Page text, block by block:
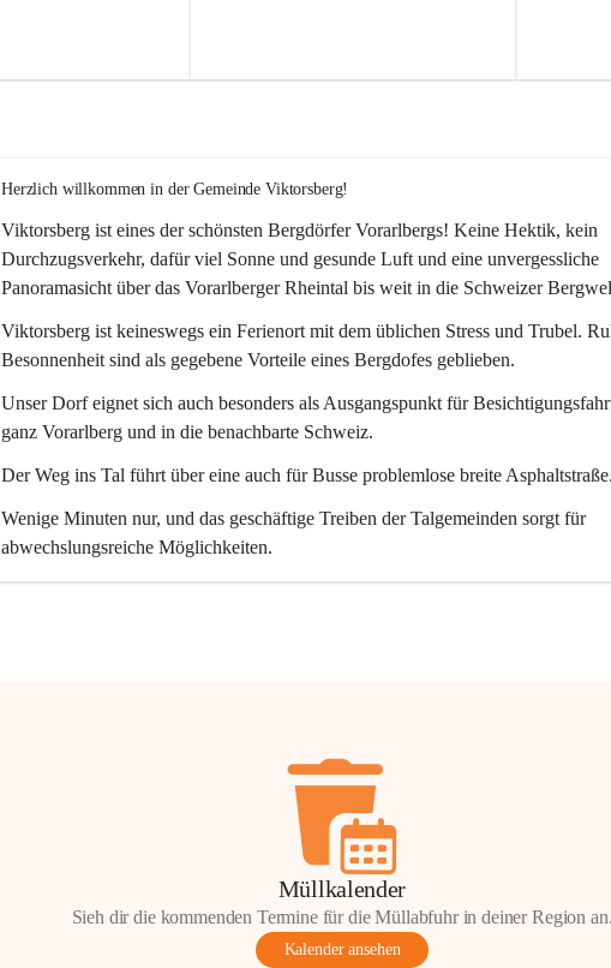
Herzlich willkommen in der Gemeinde Viktorsberg!
Viktorsberg ist eines der schönsten Bergdörfer Vorarlbergs! Keine Hektik, kein
Durchzugsverkehr, dafür viel Sonne und gesunde Luft und eine unvergessliche
Panoramasicht über das Vorarlberger Rheintal bis weit in die Schweizer
Viktorsberg ist keineswegs ein Ferienort mit dem üblichen Stress und Trubel.
Besonnenheit sind als gegebene Vorteile eines Bergdofes geblieben.
Unser Dorf eignet sich auch besonders als Ausgangspunkt für
ganz Vorarlberg und in die benachbarte Schweiz.
Der Weg ins Tal führt über eine auch für Busse problemlose breite
Wenige Minuten nur, und das geschäftige Treiben der Talgemeinden sorgt für
abwechslungsreiche Möglichkeiten.
Müllkalender
Sieh dir die kommenden Termine für die Müllabfuhr in deiner Region
Kalender ansehen